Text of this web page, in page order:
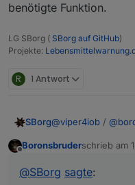
benötigte Funktion.
LG SBorg ( SBorg auf GitHub)
Projekte:
R 1 Antwort
SBorg@viper4iob / @
deswegen kann
Zumindest hat sich
Anstelle von
Boronsbruderschrieb am
zuletzt
@SBorg sagte: